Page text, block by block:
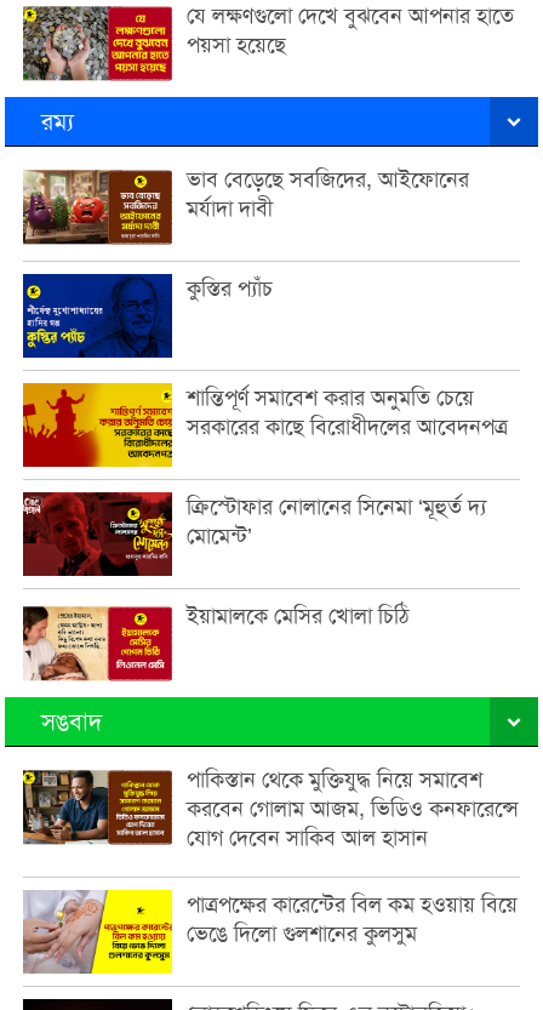
যে লক্ষণগুলো দেখে বুঝবেন আপনার হাতে
পয়সা হয়েছে
রম্য
ভাব বেড়েছে সবজিদের, আইফোনের
মর্যাদা দাবী
কুস্তির প্যাঁচ
শান্তিপূর্ণ সমাবেশ করার অনুমতি চেয়ে
সরকারের কাছে বিরোধীদলের আবেদনপত্র
ক্রিস্টোফার নোলানের সিনেমা ‘মূহুর্ত দ্য
মোমেন্ট’
ইয়ামালকে মেসির খোলা চিঠি
সঙবাদ
পাকিস্তান থেকে মুক্তিযুদ্ধ নিয়ে সমাবেশ
করবেন গোলাম আজম, ভিডিও কনফারেন্সে
যোগ দেবেন সাকিব আল হাসান
পাত্রপক্ষের কারেন্টের বিল কম হওয়ায় বিয়ে
ভেঙে দিলো গুলশানের কুলসুম